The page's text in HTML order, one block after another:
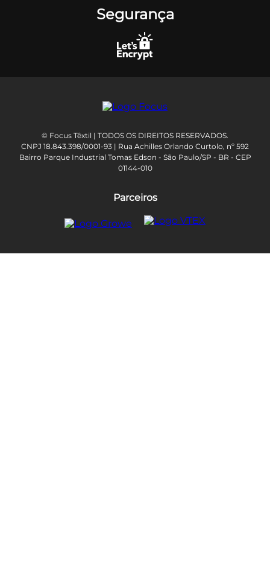
Segurança
© Focus Têxtil | TODOS OS DIREITOS RESERVADOS.
CNPJ 18.843.398/0001-93 | Rua Achilles Orlando Curtolo, nº 592
Bairro Parque Industrial Tomas Edson - São Paulo/SP - BR - CEP
01144-010
Parceiros